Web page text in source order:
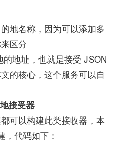
地名称，因为可以添加多
区分
的地址，也就是接受 JSON
的核心，这个服务可以自
接受器
可以构建此类接收器，本
代码如下：